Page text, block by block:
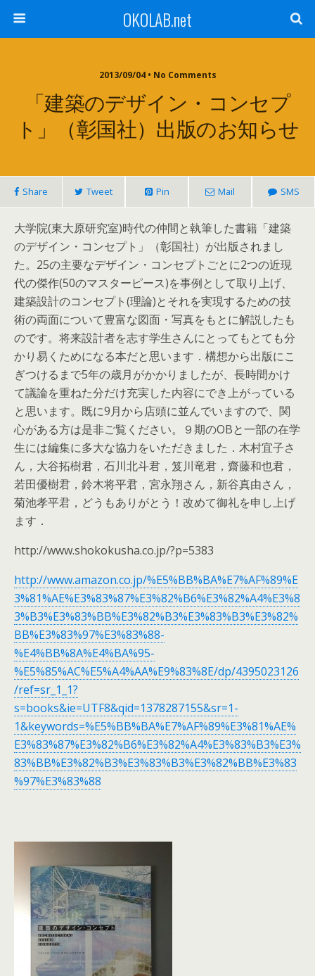
OKOLAB.net
2013/09/04 • No Comments
「建築のデザイン・コンセプ
ト」（彰国社）出版のお知らせ
Share Tweet Pin Mail SMS
大学院(東大原研究室)時代の仲間と執筆した書籍「建築
のデザイン・コンセプト」（彰国社）が出版されまし
た。25の主要なデザイン・コンセプトごとに2つの近現
代の傑作(50のマスターピース)を事例として取り上げ、
建築設計のコンセプト(理論)とそれを実現するための技
術の両面について豊富な図面・写真をもとに解説したも
のです。将来設計者を志す学生さんにとってもとても分
かり易くためになる本だと思います．構想から出版にこ
ぎつけるまで5年の歳月がかかりましたが、長時間かけ
て議論を重ねた分だけ充実した内容にでき上がっている
と思います。既に9月から店頭に並んでいますので、関
心がある方は是非ご覧ください。９期のOBと一部の在学
生には編集に多大な協力をいただきました．木村宜子さ
ん，大谷拓樹君，石川北斗君，笈川竜君，齋藤和也君，
若田優樹君，鈴木将平君，宮永翔さん，新谷真由さん，
菊池孝平君，どうもありがとう！改めて御礼を申し上げ
ます．
http://www.shokokusha.co.jp/?p=5383
http://www.amazon.co.jp/%E5%BB%BA%E7%AF%89%E
3%81%AE%E3%83%87%E3%82%B6%E3%82%A4%E3%8
3%B3%E3%83%BB%E3%82%B3%E3%83%B3%E3%82%
BB%E3%83%97%E3%83%88-
%E4%BB%8A%E4%BA%95-
%E5%85%AC%E5%A4%AA%E9%83%8E/dp/4395023126
/ref=sr_1_1?
s=books&ie=UTF8&qid=1378287155&sr=1-
1&keywords=%E5%BB%BA%E7%AF%89%E3%81%AE%
E3%83%87%E3%82%B6%E3%82%A4%E3%83%B3%E3%
83%BB%E3%82%B3%E3%83%B3%E3%82%BB%E3%83
%97%E3%83%88